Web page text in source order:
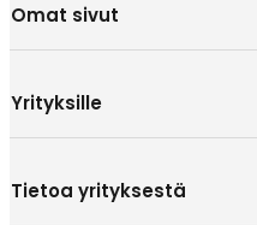
Omat sivut
Yrityksille
Tietoa yrityksestä